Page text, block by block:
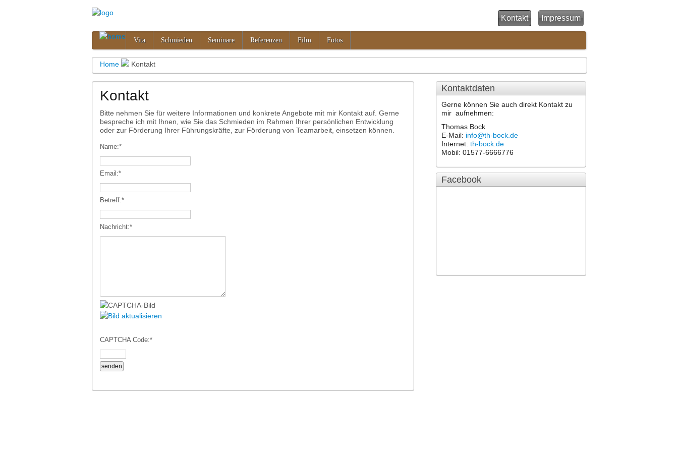
Kontakt Impressum
Vita Schmieden Seminare Referenzen Film Fotos
Home Kontakt
Kontakt
Bitte nehmen Sie für weitere Informationen und konkrete Angebote mit mir Kontakt auf. Gerne
bespreche ich mit Ihnen, wie Sie das Schmieden im Rahmen Ihrer persönlichen Entwicklung
oder zur Förderung Ihrer Führungskräfte, zur Förderung von Teamarbeit, einsetzen können.
Name:*
Email:*
Betreff:*
Nachricht:*
CAPTCHA Code:*
Kontaktdaten
Gerne können Sie auch direkt Kontakt zu
mir aufnehmen:
Thomas Bock
E-Mail: info@th-bock.de
Internet:th-bock.de
Mobil: 01577-6666776
Facebook